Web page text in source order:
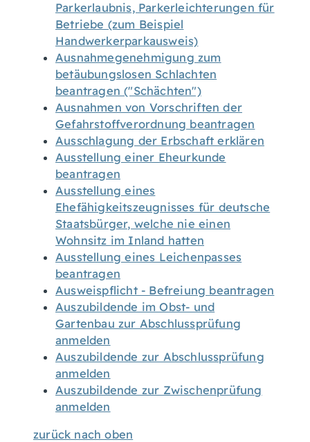
Parkerlaubnis, Parkerleichterungen für
Betriebe (zum Beispiel
Handwerkerparkausweis)
Ausnahmegenehmigung zum
betäubungslosen Schlachten
beantragen ("Schächten")
Ausnahmen von Vorschriften der
Gefahrstoffverordnung beantragen
Ausschlagung der Erbschaft erklären
Ausstellung einer Eheurkunde
beantragen
Ausstellung eines
Ehefähigkeitszeugnisses für deutsche
Staatsbürger, welche nie einen
Wohnsitz im Inland hatten
Ausstellung eines Leichenpasses
beantragen
Ausweispflicht - Befreiung beantragen
Auszubildende im Obst- und
Gartenbau zur Abschlussprüfung
anmelden
Auszubildende zur Abschlussprüfung
anmelden
Auszubildende zur Zwischenprüfung
anmelden
zurück nach oben